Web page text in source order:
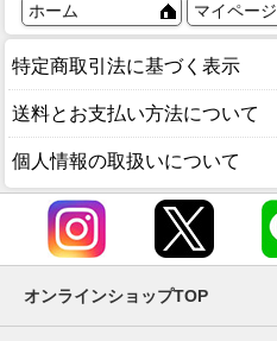
ホーム マイページ
特定商取引法に基づく表示
送料とお支払い方法について
個人情報の取扱いについて
オンラインショップTOP